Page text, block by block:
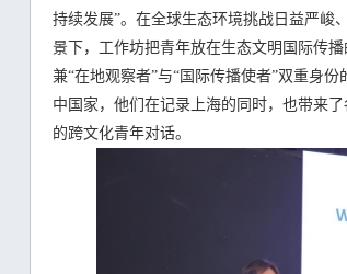
持续发展”。在全球生态环境挑战日益严峻
景下，工作坊把青年放在生态文明国际传
兼“在地观察者”与“国际传播使者”双重身
中国家，他们在记录上海的同时，也带来
的跨文化青年对话。